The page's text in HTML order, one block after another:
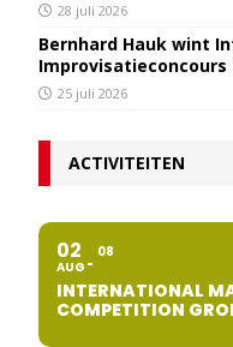
28 juli 2026
Bernhard Hauk wint
Improvisatieconcours
25 juli 2026
ACTIVITEITEN
02
AUG
08
INTERNATIONAL
COMPETITION